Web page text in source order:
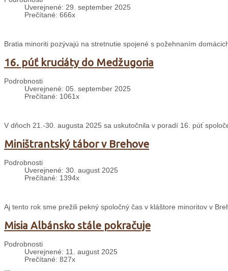
Uverejnené: 29. september 2025
Prečítané: 666x
Bratia minoriti pozývajú na stretnutie spojené s požehnaním
16. púť kruciáty do Medžugoria
Podrobnosti
Uverejnené: 05. september 2025
Prečítané: 1061x
V dňoch 21.-30. augusta 2025 sa uskutočnila v poradí 16. púť
Miništrantský tábor v Brehove
Podrobnosti
Uverejnené: 30. august 2025
Prečítané: 1394x
Aj tento rok sme prežili pekný spoločný čas v kláštore minoritov v
Misia Albánsko stále pokračuje
Podrobnosti
Uverejnené: 11. august 2025
Prečítané: 827x